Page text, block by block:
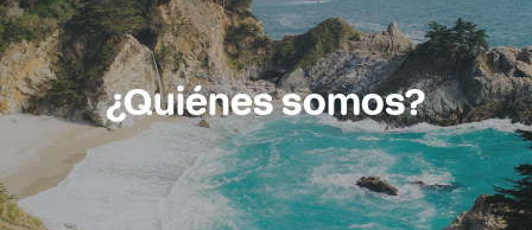
¿Quiénes somos?